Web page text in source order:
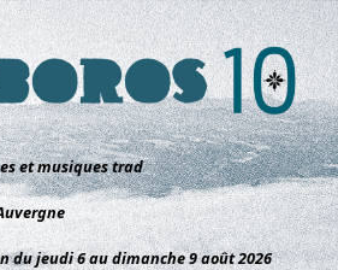
et musiques trad
du jeudi 6 au dimanche 9 août 2026